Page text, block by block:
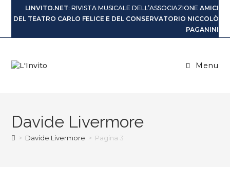
LINVITO.NET: RIVISTA MUSICALE DELL’ASSOCIAZIONE AMICI
DEL TEATRO CARLO FELICE E DEL CONSERVATORIO NICCOLÒ
PAGANINI
Menu
Davide Livermore
> Davide Livermore > Pagina 3